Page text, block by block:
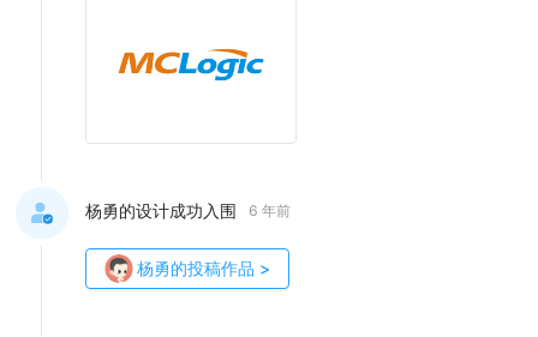
杨勇的设计成功入围 6 年前
杨勇的投稿作品 >